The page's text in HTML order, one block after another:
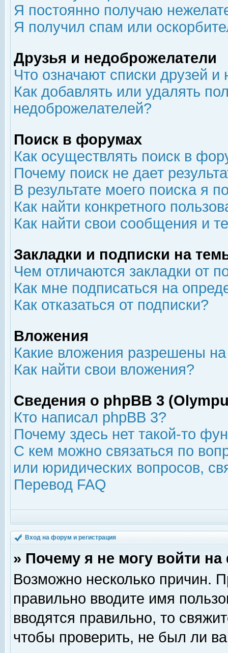
Я постоянно получаю
Я получил спам или
Друзья и недоброжелатели
Что означают списки друзей
Как добавлять или удалять
недоброжелателей?
Поиск в форумах
Как осуществлять поиск в
Почему поиск не дает
В результате моего поиска я
Как найти конкретного
Как найти свои сообщения и
Закладки и подписки на
Чем отличаются закладки от
Как мне подписаться на
Как отказаться от подписки?
Вложения
Какие вложения разрешены
Как найти свои вложения?
Сведения о phpBB 3
Кто написал phpBB 3?
Почему здесь нет такой-то
С кем можно связаться по
или юридических вопросов,
Перевод FAQ
Вход на форум и регистрация
» Почему я не могу войти
Возможно несколько причин.
правильно вводите имя
вводятся правильно, то
чтобы проверить, не был ли